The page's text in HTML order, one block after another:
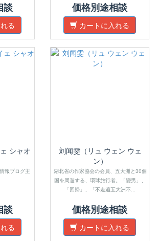
談
る
価格別途相談
カートに入れる
シャオ
報ブログ主
談
る
刘闻雯（リュ ウェン ウェ
ン）
湖北省の作家協会の会員、五大洲と30個
国を周遊する、環球旅行者。「變男」、
「回歸」、「不走遍五大洲不...
価格別途相談
カートに入れる